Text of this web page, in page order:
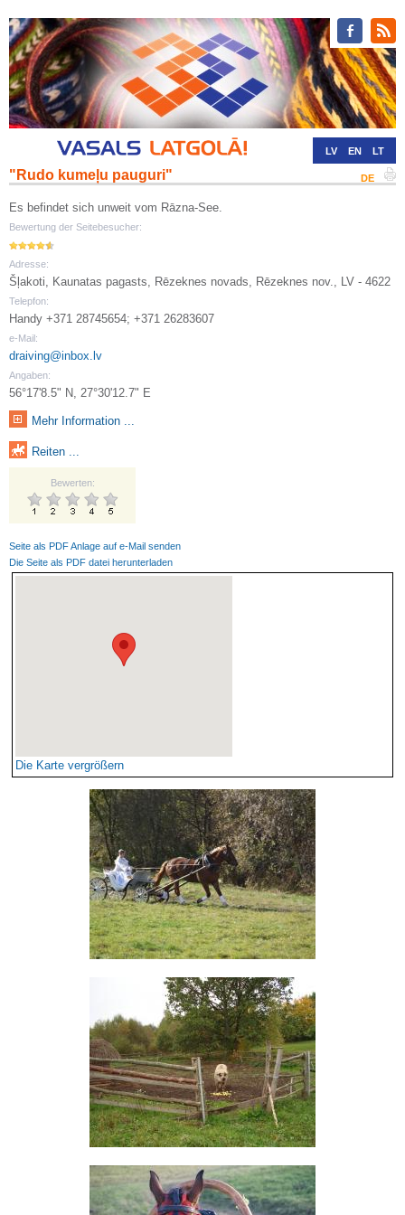
LV EN LT
DE
"Rudo kumeļu pauguri"
Es befindet sich unweit vom Rāzna-See.
Bewertung der Seitebesucher:
Adresse:
Šļakoti, Kaunatas pagasts, Rēzeknes novads, Rēzeknes nov., LV - 4622
Telepfon:
Handy +371 28745654; +371 26283607
e-Mail:
draiving@inbox.lv
Angaben:
56°17'8.5" N, 27°30'12.7" E
Mehr Information ...
Reiten ...
Bewerten:
Seite als PDF Anlage auf e-Mail senden
Die Seite als PDF datei herunterladen
Die Karte vergrößern